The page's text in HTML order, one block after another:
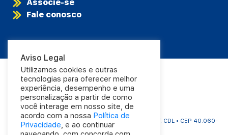
Associe-se
Fale conosco
CDL Salvador | Rua Carlos Gomes, 1063 - Aflitos | Edf. CDL • CEP 40.060-
325
Aviso Legal
Utilizamos cookies e outras
tecnologias para oferecer melhor
experiência, desempenho e uma
personalização a partir de como
você interage em nosso site, de
acordo com a nossa Política de
Privacidade, e ao continuar